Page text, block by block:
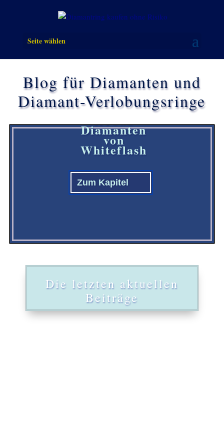
Seite wählen
Blog für Diamanten und
Diamant-Verlobungsringe
Die 1 Karat
Hearts &
Arrows-
Diamanten
von
Whiteflash
Zum Kapitel
Die letzten aktuellen
Beiträge